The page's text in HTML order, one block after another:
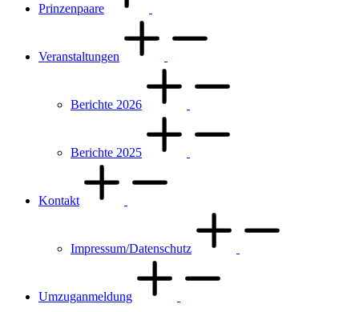
Prinzenpaare
Veranstaltungen
Berichte 2026
Berichte 2025
Kontakt
Impressum/Datenschutz
Umzuganmeldung